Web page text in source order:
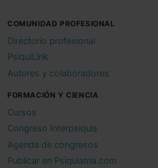
COMUNIDAD PROFESIONAL
Directorio profesional
PsiquiLink
Autores y colaboradores
FORMACIÓN Y CIENCIA
Cursos
Congreso Interpsiquis
Agenda de congresos
Publicar en Psiquiatria.com